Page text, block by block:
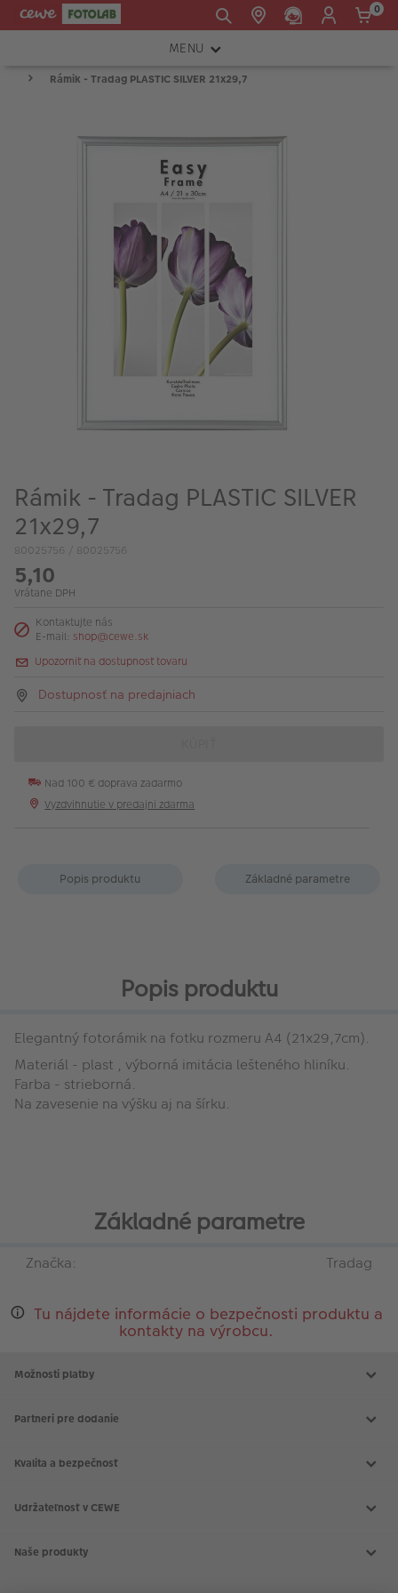
E-mail:
0
MENU
FOTOAPARÁTY
CEWE Fotoprodukty
Rámik - Tradag PLASTIC SILVER 21x29,7
Rámik - Tradag PLASTIC SILVER
21x29,7
80025756 / 80025756
5,10
Vrátane DPH
Kontaktujte nás
E-mail: shop@cewe.sk
Upozorniť na dostupnosť tovaru
Dostupnosť na predajniach
Nad 100 € doprava zadarmo
Vyzdvihnutie v predajni zdarma
Popis produktu Základné parametre
Popis produktu
Elegantný fotorámik na fotku rozmeru A4 (21x29,7cm).
Materiál - plast , výborná imitácia lešteného hliníku.
Farba - strieborná.
Na zavesenie na výšku aj na šírku.
Základné parametre
Značka: Tradag
Tu nájdete informácie o bezpečnosti produktu a
kontakty na výrobcu.
Možnosti platby
Partneri pre dodanie
Kvalita a bezpečnosť
Udržateľnosť v CEWE
Naše produkty